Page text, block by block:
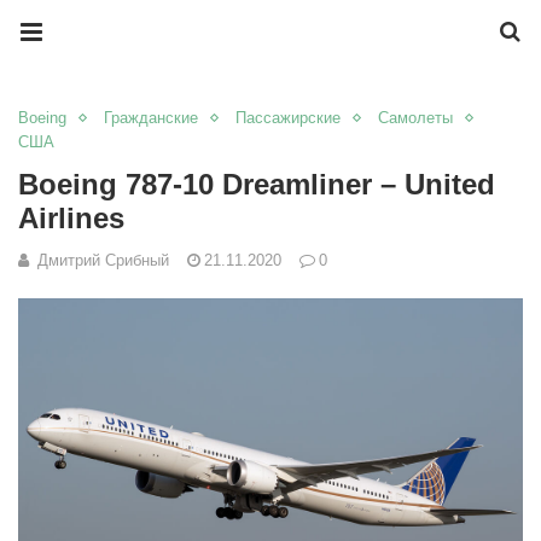
Boeing Гражданские Пассажирские
Самолеты
США
Boeing 787-10 Dreamliner – United
Airlines
Дмитрий Срибный 21.11.2020 0